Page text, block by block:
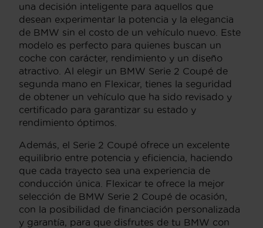
una decisión inteligente para aquellos que
desean experimentar la potencia y la elegancia
de BMW sin el costo de un vehículo nuevo. Este
modelo es perfecto para quienes buscan un
coche con carácter, rendimiento y un diseño
atractivo. Al elegir un BMW Serie 2 Coupé de
segunda mano en Flexicar, tienes la seguridad
de obtener un vehículo que ha sido revisado y
certificado para garantizar su estado y
rendimiento óptimos.
Además, el Serie 2 Coupé ofrece un excelente
equilibrio entre potencia y eficiencia, haciendo
que cada trayecto sea una experiencia de
conducción única. Flexicar te ofrece la mejor
selección de BMW Serie 2 Coupé de ocasión,
con la posibilidad de financiación personalizada
y garantía, para que disfrutes de tu BMW con